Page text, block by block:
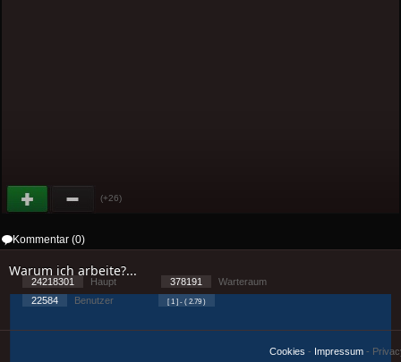
(+26)
Kommentar (0)
Warum ich arbeite?...
24218301 Haupt 378191
Warteraum
22584
Benutzer [ 1 ] - ( 2.79 )
Cookies - Impressum -